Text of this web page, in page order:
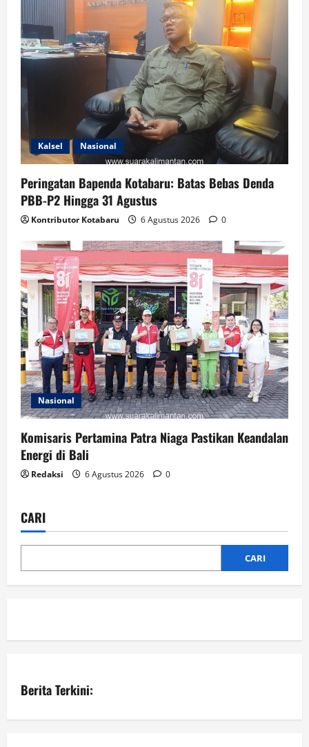
Kalsel Nasional
Peringatan Bapenda Kotabaru: Batas Bebas Denda
PBB-P2 Hingga 31 Agustus
Kontributor Kotabaru 6 Agustus 2026 0
Nasional
Komisaris Pertamina Patra Niaga Pastikan Keandalan
Energi di Bali
Redaksi 6 Agustus 2026 0
CARI
CARI
Berita Terkini: